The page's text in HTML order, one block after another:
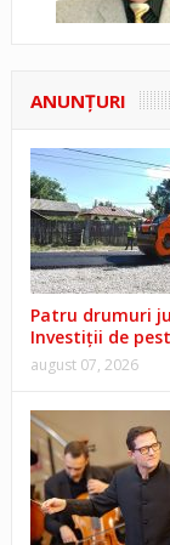
ANUNŢURI
Patru drumuri
Investiții de
august 07, 2026